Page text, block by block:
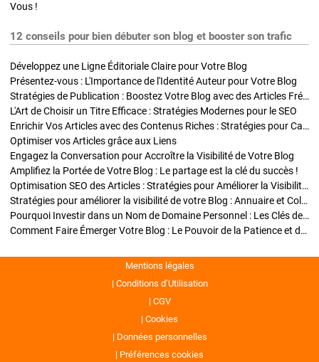
Vous !
12 conseils pour bien débuter son blog et booster son trafic
Développez une Ligne Éditoriale Claire pour Votre Blog
Présentez-vous : L'Importance de l'Identité Auteur pour Votre Blog
Stratégies de Publication : Boostez Votre Blog avec des Articles Fréquents et Exclusifs
L'Art de Choisir un Titre Efficace : Stratégies Modernes pour le SEO
Enrichir Vos Articles avec des Contenus Riches : Stratégies pour Captiver et Optimiser
Optimiser vos Articles grâce aux Liens
Engagez la Conversation pour Accroître la Visibilité de Votre Blog
Amplifiez la Portée de Votre Blog : Le partage est la clé du succès !
Optimisation SEO des Articles : Stratégies pour Améliorer la Visibilité de Votre Blog
Stratégies pour améliorer la visibilité de votre Blog : Annuaire et Collaborations
Pourquoi Investir dans un Nom de Domaine Personnel : Les Clés de la Réussite de Votre Blog
Comment Faire Émerger Votre Blog : Le Pouvoir de la Patience et de la Persévérance
Mentions légales
Conditions d’Utilisation
CGV
Cookies
Données personnelles
Préférences cookies